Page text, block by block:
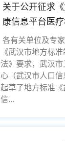
关于公开征求
康信息平台医
规范（征...
各有关单位及
《武汉市地方标
法》要求，武汉
心（武汉市人口
起草了地方标准
信...